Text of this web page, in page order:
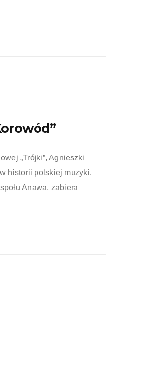
„Trójki”, Agnieszki
historii polskiej muzyki.
Anawa, zabiera